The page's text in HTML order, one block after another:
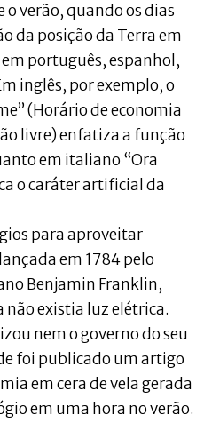
verão, quando os dias
da posição da Terra em
português, espanhol,
inglês, por exemplo, o
(Horário de economia
livre) enfatiza a função
em italiano “Ora
o caráter artificial da
para aproveitar
em 1784 pelo
Benjamin Franklin,
não existia luz elétrica.
nem o governo do seu
foi publicado um artigo
em cera de vela gerada
em uma hora no verão.